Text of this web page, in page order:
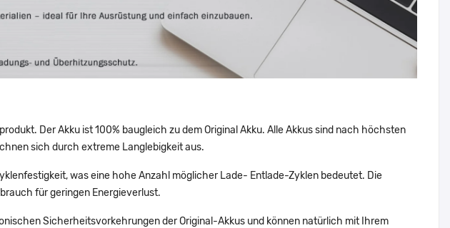
Der Akku ist 100% baugleich zu dem Original Akku. Alle Akkus sind nach höchsten
sich durch extreme Langlebigkeit aus.
was eine hohe Anzahl möglicher Lade- Entlade-Zyklen bedeutet. Die
für geringen Energieverlust.
Sicherheitsvorkehrungen der Original-Akkus und können natürlich mit Ihrem